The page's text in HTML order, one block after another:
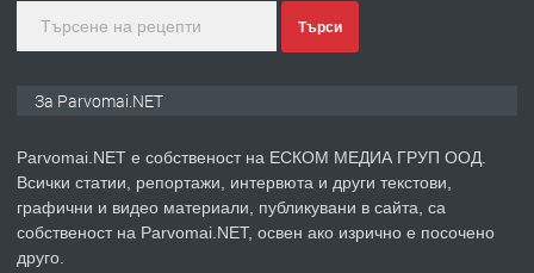
преди 1 година
ПРЕДЛАГА Уроци по Математика
Търси
За Parvomai.NET
Parvomai.NET е собственост на ЕСКОМ МЕДИА ГРУП ООД.
Всички статии, репортажи, интервюта и други текстови,
графични и видео материали, публикувани в сайта, са
собственост на Parvomai.NET, освен ако изрично е посочено
друго.